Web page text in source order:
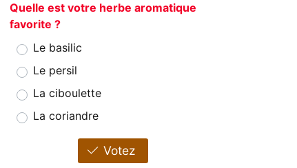
Quelle est votre herbe aromatique
favorite ?
Le basilic
Le persil
La ciboulette
La coriandre
Votez